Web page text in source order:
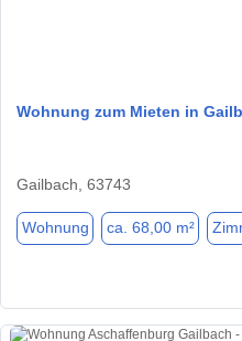
Wohnung zum Mieten in
Gailbach, 63743
Wohnung ca. 68,00 m²